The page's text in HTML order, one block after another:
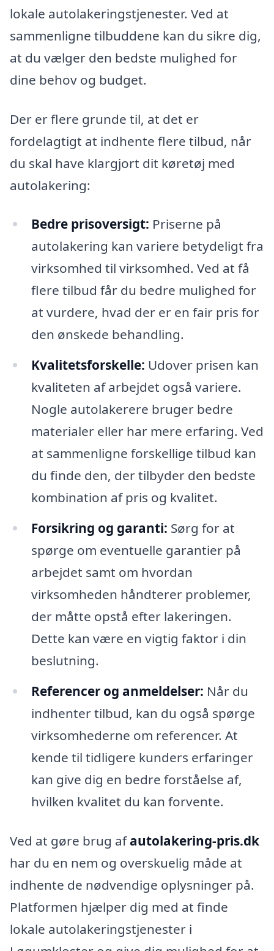
lokale autolakeringstjenester. Ved at
sammenligne tilbuddene kan du sikre dig,
at du vælger den bedste mulighed for
dine behov og budget.
Der er flere grunde til, at det er
fordelagtigt at indhente flere tilbud, når
du skal have klargjort dit køretøj med
autolakering:
Bedre prisoversigt: Priserne på
autolakering kan variere betydeligt fra
virksomhed til virksomhed. Ved at få
flere tilbud får du bedre mulighed for
at vurdere, hvad der er en fair pris for
den ønskede behandling.
Kvalitetsforskelle: Udover prisen kan
kvaliteten af arbejdet også variere.
Nogle autolakerere bruger bedre
materialer eller har mere erfaring. Ved
at sammenligne forskellige tilbud kan
du finde den, der tilbyder den bedste
kombination af pris og kvalitet.
Forsikring og garanti: Sørg for at
spørge om eventuelle garantier på
arbejdet samt om hvordan
virksomheden håndterer problemer,
der måtte opstå efter lakeringen.
Dette kan være en vigtig faktor i din
beslutning.
Referencer og anmeldelser: Når du
indhenter tilbud, kan du også spørge
virksomhederne om referencer. At
kende til tidligere kunders erfaringer
kan give dig en bedre forståelse af,
hvilken kvalitet du kan forvente.
Ved at gøre brug afautolakering-pris.dk
har du en nem og overskuelig måde at
indhente de nødvendige oplysninger på.
Platformen hjælper dig med at finde
lokale autolakeringstjenester i